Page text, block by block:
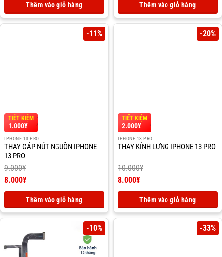
13.000¥.
tại
là:
Thêm vào giỏ hàng
10.000¥.
tại
là:
Thêm vào giỏ hàng
-11%
TIẾT KIỆM
1.000¥
IPHONE 13 PRO
THAY CÁP NÚT NGUỒN IPHONE
13 PRO
9.000¥
Giá
9.000¥.
8.000¥
tại
là:
Thêm vào giỏ hàng
-20%
TIẾT KIỆM
2.000¥
IPHONE 13 PRO
THAY KÍNH LƯNG IPHONE 13 PRO
10.000¥
Giá
10.000¥.
8.000¥
tại
là:
Thêm vào giỏ hàng
-10% -33%